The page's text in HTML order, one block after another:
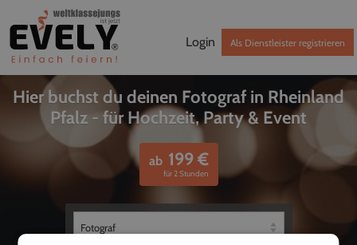
Login Als Dienstleister registrieren
Hier buchst du deinen Fotograf in Rheinland
Pfalz - für Hochzeit, Party & Event
ab 199€
für 2 Stunden